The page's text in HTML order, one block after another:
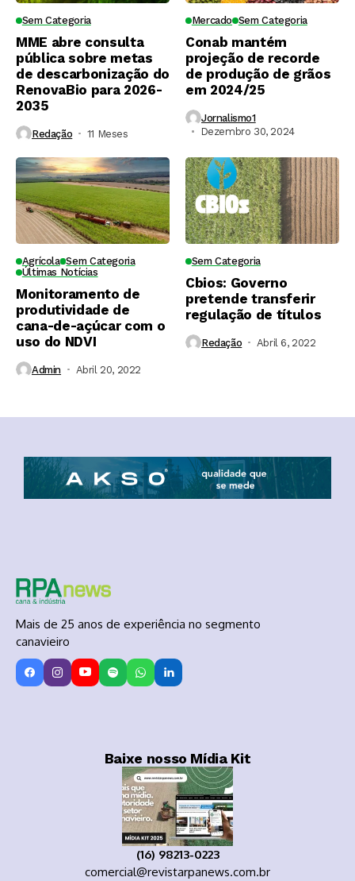
Sem Categoria
MME abre consulta
pública sobre metas
de descarbonização do
RenovaBio para 2026-
2035
Redação 11 Meses ⁮
Mercado Sem Categoria
Conab mantém
projeção de recorde
de produção de grãos
em 2024/25
Jornalismo1
Dezembro 30, 2024
Agrícola Sem Categoria
Últimas Notícias
Monitoramento de
produtividade de
cana-de-açúcar com o
uso do NDVI
Admin Abril 20, 2022
Sem Categoria
Cbios: Governo
pretende transferir
regulação de títulos
Redação Abril 6, 2022
Mais de 25 anos de experiência no segmento
canavieiro
Baixe nosso Mídia Kit
(16) 98213-0223
comercial@revistarpanews.com.br